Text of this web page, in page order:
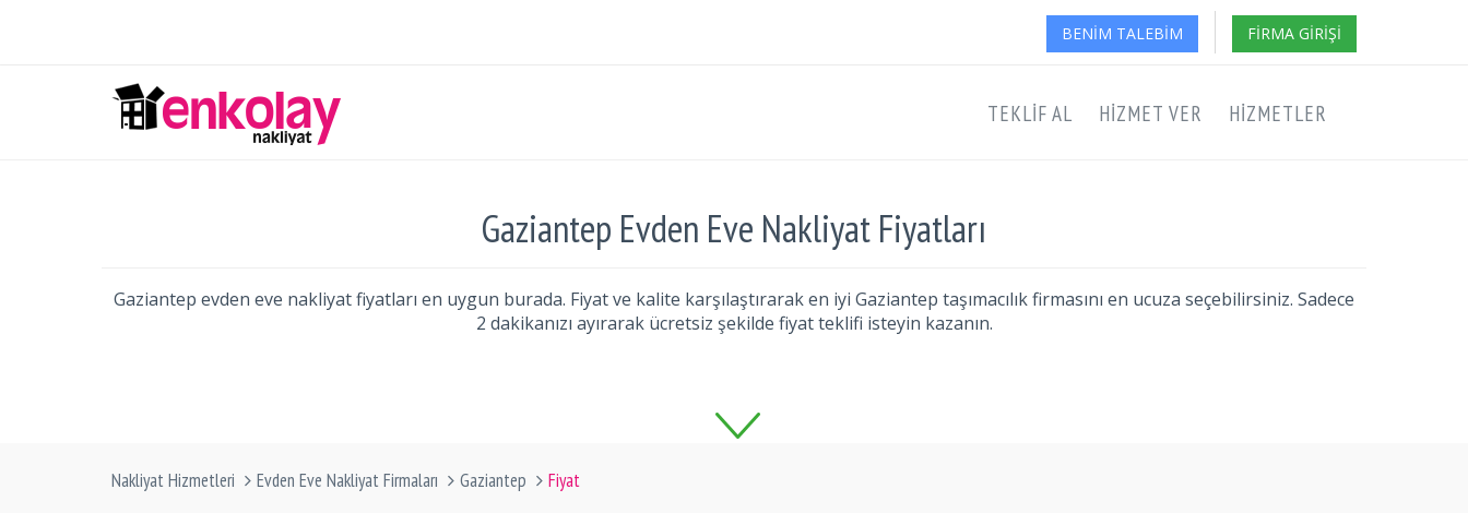
BENIM TALEBIM FIRMA GIRIŞI
TEKLIF AL HIZMET VER HIZMETLER
Gaziantep Evden Eve Nakliyat Fiyatları
Gaziantep evden eve nakliyat fiyatları en uygun burada. Fiyat ve kalite karşılaştırarak en iyi Gaziantep taşımacılık firmasını en ucuza seçebilirsiniz. Sadece
2 dakikanızı ayırarak ücretsiz şekilde fiyat teklifi isteyin kazanın.
Nakliyat Hizmetleri Evden Eve Nakliyat Firmaları Gaziantep Fiyat